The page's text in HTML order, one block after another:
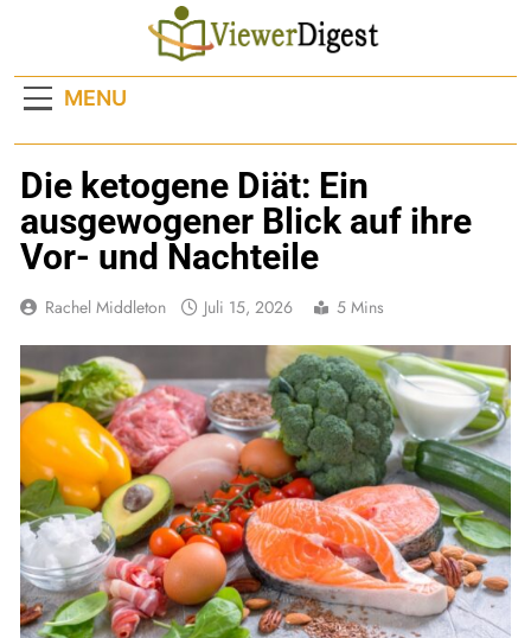
MENU
Die ketogene Diät: Ein
ausgewogener Blick auf ihre
Vor- und Nachteile
Rachel Middleton Juli 15, 2026 5 Mins